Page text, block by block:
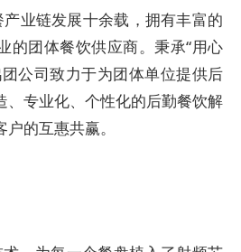
业链发展十余载，拥有丰富的
的团体餐饮供应商。秉承“用心
公司致力于为团体单位提供后
、专业化、个性化的后勤餐饮解
的互惠共赢。